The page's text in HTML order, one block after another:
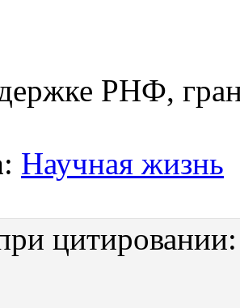
РНФ,
: Научная жизнь
цитировании: